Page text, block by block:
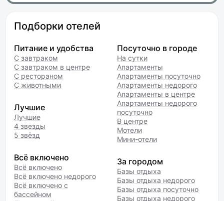
Подборки отелей
Питание и удобства
С завтраком
С завтраком в центре
С рестораном
С животными
Лучшие
Лучшие
4 звезды
5 звёзд
Всё включено
Всё включено
Всё включено недорого
Всё включено с
бассейном
Посуточно в городе
На сутки
Апартаменты
Апартаменты посуточно
Апартаменты недорого
Апартаменты в центре
Апартаменты недорого
посуточно
В центре
Мотели
Мини-отели
За городом
Базы отдыха
Базы отдыха недорого
Базы отдыха посуточно
Базы отдыха недорого